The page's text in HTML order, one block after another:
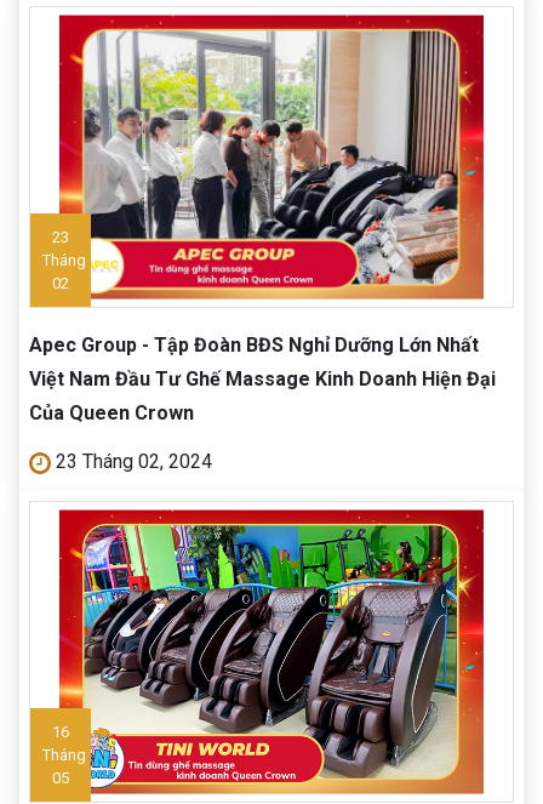
23
Tháng
02
Apec Group - Tập Đoàn BĐS Nghỉ Dưỡng Lớn Nhất
Việt Nam Đầu Tư Ghế Massage Kinh Doanh Hiện Đại
Của Queen Crown
23 Tháng 02, 2024
16
Tháng
05